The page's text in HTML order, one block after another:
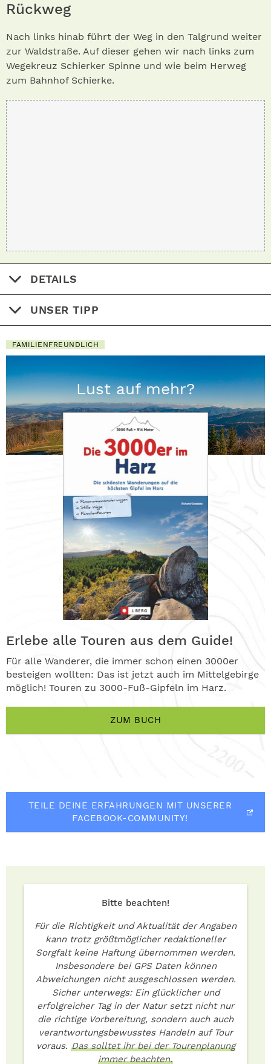
Rückweg
Nach links hinab führt der Weg in den Talgrund weiter
zur Waldstraße. Auf dieser gehen wir nach links zum
Wegekreuz Schierker Spinne und wie beim Herweg
zum Bahnhof Schierke.
DETAILS
UNSER TIPP
FAMILIENFREUNDLICH
Lust auf mehr?
Erlebe alle Touren aus dem Guide!
Für alle Wanderer, die immer schon einen 3000er
besteigen wollten: Das ist jetzt auch im Mittelgebirge
möglich! Touren zu 3000-Fuß-Gipfeln im Harz.
ZUM BUCH
TEILE DEINE ERFAHRUNGEN MIT UNSERER
FACEBOOK-COMMUNITY!
Bitte beachten!
Für die Richtigkeit und Aktualität der Angaben
kann trotz größtmöglicher redaktioneller
Sorgfalt keine Haftung übernommen werden.
Insbesondere bei GPS Daten können
Abweichungen nicht ausgeschlossen werden.
Sicher unterwegs: Ein glücklicher und
erfolgreicher Tag in der Natur setzt nicht nur
die richtige Vorbereitung, sondern auch auch
verantwortungsbewusstes Handeln auf Tour
voraus. Das solltet ihr bei der Tourenplanung
immer beachten.